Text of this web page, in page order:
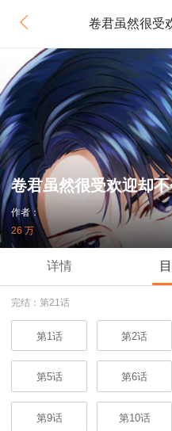
卷君虽然很受
卷君虽然很受欢迎却
作者：
26 万
详情
完结：第21话
第1话 第2话
第5话 第6话
第9话 第10话